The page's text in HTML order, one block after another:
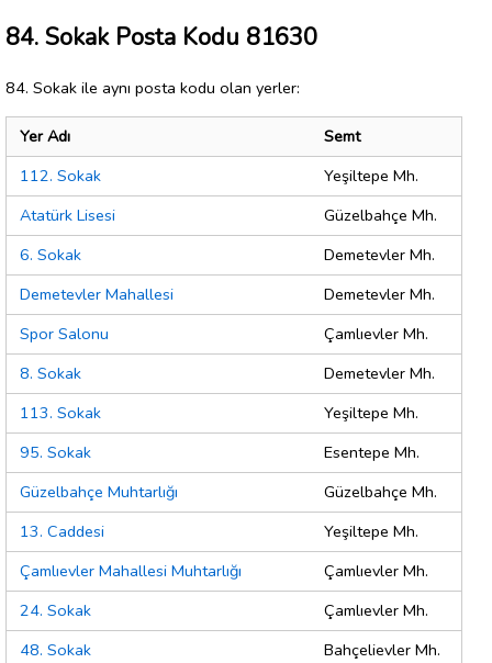
84. Sokak Posta Kodu 81630
84. Sokak ile aynı posta kodu olan yerler:
Yer Adı
Semt
112. Sokak
Yeşiltepe Mh.
Atatürk Lisesi
Güzelbahçe Mh.
6. Sokak
Demetevler Mh.
Demetevler Mahallesi
Demetevler Mh.
Spor Salonu
Çamlıevler Mh.
8. Sokak
Demetevler Mh.
113. Sokak
Yeşiltepe Mh.
95. Sokak
Esentepe Mh.
Güzelbahçe Muhtarlığı
Güzelbahçe Mh.
13. Caddesi
Yeşiltepe Mh.
Çamlıevler Mahallesi Muhtarlığı
Çamlıevler Mh.
24. Sokak
Çamlıevler Mh.
48. Sokak
Bahçelievler Mh.